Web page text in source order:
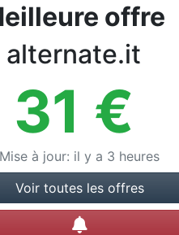
offre
alternate.it
31 €
Mise à jour: il y a 3 heures
Voir toutes les offres
Créer une alerte